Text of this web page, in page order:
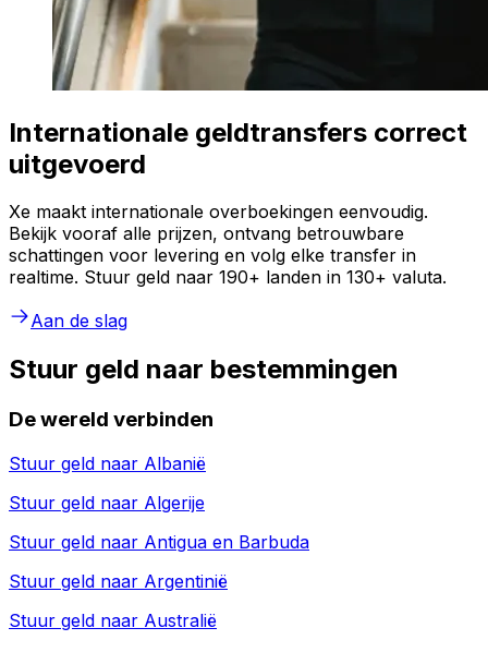
Internationale geldtransfers correct
uitgevoerd
Xe maakt internationale overboekingen eenvoudig.
Bekijk vooraf alle prijzen, ontvang betrouwbare
schattingen voor levering en volg elke transfer in
realtime. Stuur geld naar 190+ landen in 130+ valuta.
Aan de slag
Stuur geld naar bestemmingen
De wereld verbinden
Stuur geld naar Albanië
Stuur geld naar Algerije
Stuur geld naar Antigua en Barbuda
Stuur geld naar Argentinië
Stuur geld naar Australië